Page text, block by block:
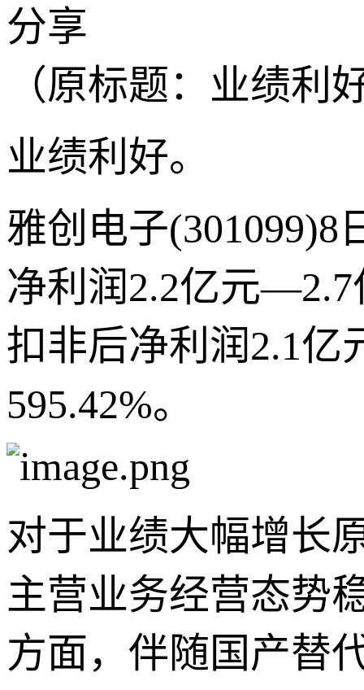
分享
（原标题：业绩利
业绩利好。
雅创电子
净利润2.2亿元
扣非后净利润2.1
595.42%。
对于业绩大幅增长
主营业务经营态势
方面，伴随国产替